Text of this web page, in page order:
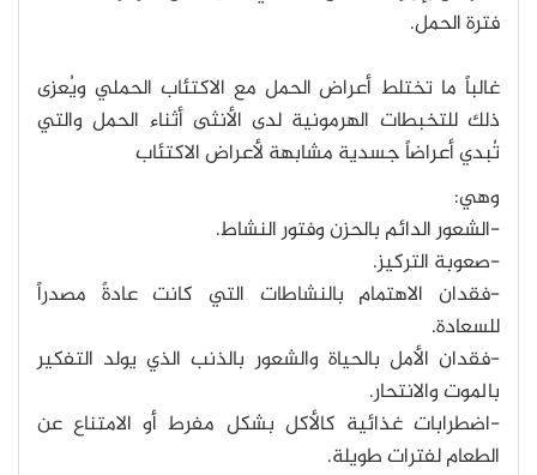
فترة الحمل.
غالباً ما تختلط أعراض الحمل مع الاكتئاب الحملي ويُعزى
ذلك للتخبطات الهرمونية لدى الأنثى أثناء الحمل والتي
تُبدي أعراضاً جسدية مشابهة لأعراض الاكتئاب
وهي:
-الشعور الدائم بالحزن وفتور النشاط.
-صعوبة التركيز.
-فقدان الاهتمام بالنشاطات التي كانت عادةً مصدراً
للسعادة.
-فقدان الأمل بالحياة والشعور بالذنب الذي يولد التفكير
بالموت والانتحار.
-اضطرابات غذائية كالأكل بشكل مفرط أو الامتناع عن
الطعام لفترات طويلة.